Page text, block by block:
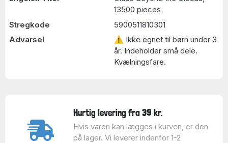
13500 pieces
Stregkode
5900511810301
Advarsel
⚠ Ikke egnet til børn under 3
år. Indeholder små dele.
Kvælningsfare.
Hurtig levering fra 39 kr.
Hvis varen kan lægges i kurven, er den
på lager. Vi leverer indenfor 1-2